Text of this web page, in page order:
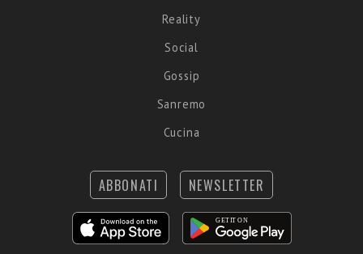
Reality
Social
Gossip
Sanremo
Cucina
ABBONATI NEWSLETTER